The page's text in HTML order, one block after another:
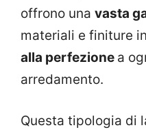
offrono una vasta
materiali e finiture
alla perfezione a
arredamento.
Questa tipologia di